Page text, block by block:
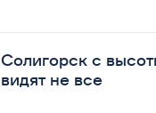
Солигорск с
видят не все